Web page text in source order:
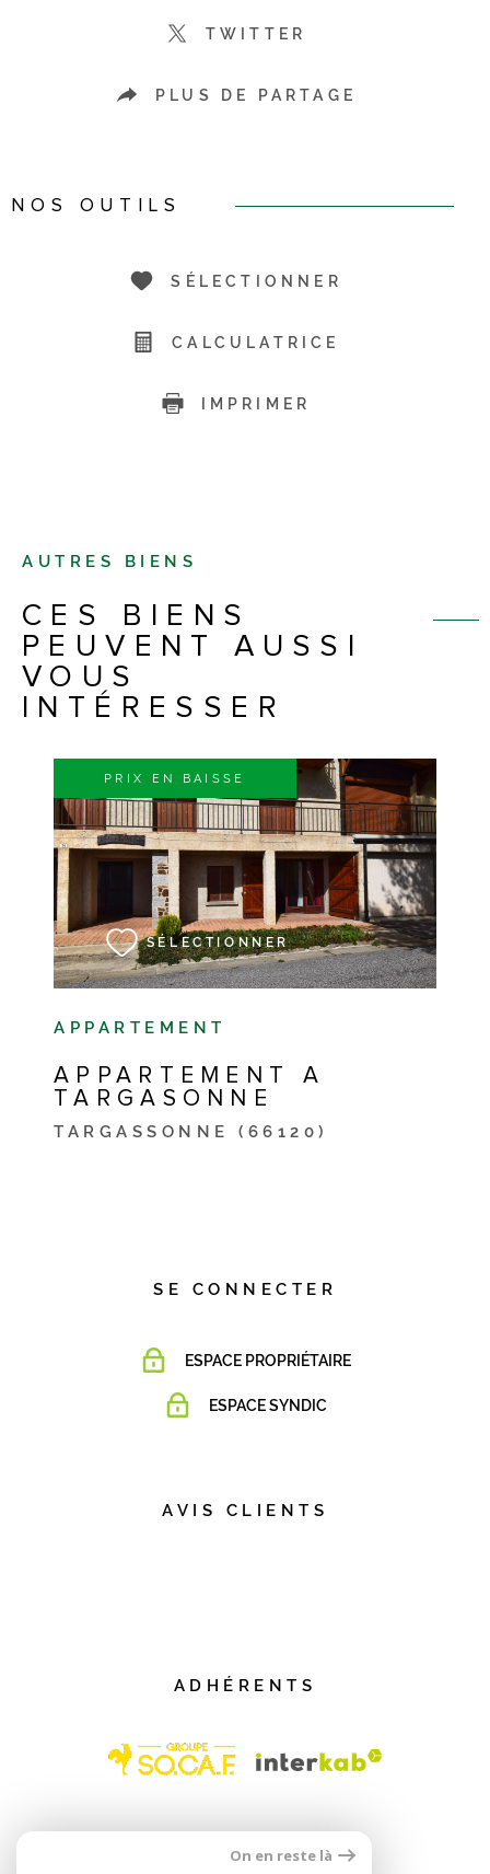
TWITTER
PLUS DE PARTAGE
NOS OUTILS
SÉLECTIONNER
CALCULATRICE
IMPRIMER
AUTRES BIENS
CES BIENS
PEUVENT AUSSI
VOUS
INTÉRESSER
APPARTEMENT
APPARTEMENT A
TARGASONNE
TARGASSONNE (66120)
PRIX EN BAISSE
SÉLECTIONNER
VOIR LE BIEN
SE CONNECTER
ESPACE PROPRIÉTAIRE
ESPACE SYNDIC
AVIS CLIENTS
ADHÉRENTS
On en reste là